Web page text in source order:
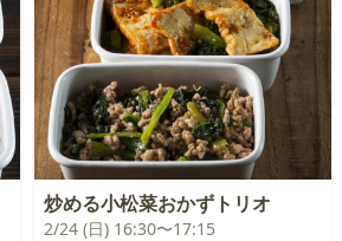
炒める小松菜おかずトリオ
2/24 (日) 16:30〜17:15